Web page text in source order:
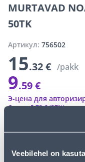
Veebilehel on
MURTAVAD
50TK
Артикул: 756502
15.32 € /pakk
9.59 €
Специальные цены
Скидка5.73 €(37%)
Э-цена для
−